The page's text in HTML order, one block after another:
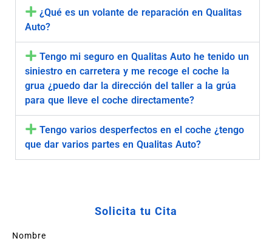
¿Qué es un volante de reparación en Qualitas
Auto?
Tengo mi seguro en Qualitas Auto he tenido un
siniestro en carretera y me recoge el coche la
grua ¿puedo dar la dirección del taller a la grúa
para que lleve el coche directamente?
Tengo varios desperfectos en el coche ¿tengo
que dar varios partes en Qualitas Auto?
Solicita tu Cita
Nombre